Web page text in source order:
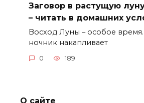
Заговор в растущую
– читать в домашних
Восход Луны – особое
ночник накапливает
0 189
О сайте